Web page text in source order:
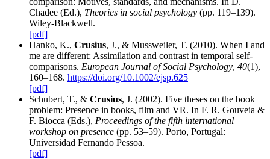
Chadee (Ed.), Theories in social psychology (pp. 119–139).
Wiley-Blackwell.
[pdf]
Hanko, K., Crusius, J., & Mussweiler, T. (2010). When I and
me are different: Assimilation and contrast in temporal self-
comparisons. European Journal of Social Psychology, 40(1),
160–168. https://doi.org/10.1002/ejsp.625
[pdf]
Schubert, T., & Crusius, J. (2002). Five theses on the book
problem: Presence in books, film and VR. In F. R. Gouveia &
F. Biocca (Eds.), Proceedings of the fifth international
workshop on presence (pp. 53–59). Porto, Portugal:
Universidad Fernando Pessoa.
[pdf]